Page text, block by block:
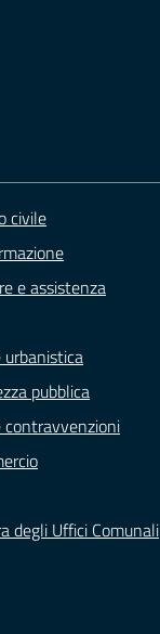
civile
e assistenza
urbanistica
pubblica
contravvenzioni
degli Uffici Comunali